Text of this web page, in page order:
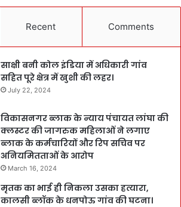
Recent Comments
साक्षी बनी कोल इंडिया में अधिकारी गांव
सहित पूरे क्षेत्र में खुशी की लहर।
July 22, 2024
विकासनगर ब्लाक के न्याय पंचायत लांघा की
क्लस्टर की जागरुक महिलाओं ने लगाए
ब्लाक के कर्मचारियों और रिप सचिव पर
अनियमितताओं के आरोप
March 16, 2024
मृतक का भाई ही निकला उसका हत्यारा,
कालसी ब्लॉक के धनपोऊ गांव की घटना।